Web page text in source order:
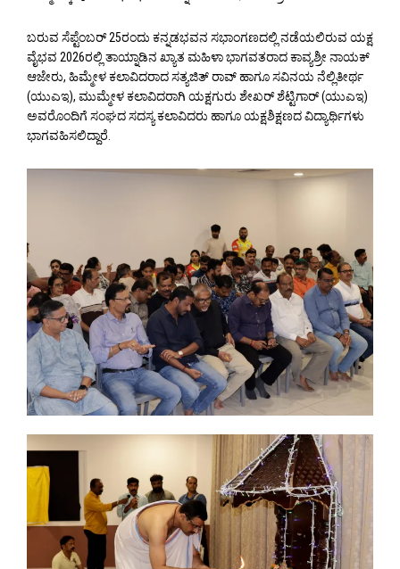
ಬರುವ ಸೆಪ್ಟೆಂಬರ್ 25ರಂದು ಕನ್ನಡಭವನ ಸಭಾಂಗಣದಲ್ಲಿ ನಡೆಯಲಿರುವ ಯಕ್ಷ
ವೈಭವ 2026ರಲ್ಲಿ ತಾಯ್ನಾಡಿನ ಖ್ಯಾತ ಮಹಿಳಾ ಭಾಗವತರಾದ ಕಾವ್ಯಶ್ರೀ ನಾಯಕ್
ಆಜೇರು, ಹಿಮ್ಮೇಳ ಕಲಾವಿದರಾದ ಸತ್ಯಜಿತ್ ರಾವ್ ಹಾಗೂ ಸವಿನಯ ನೆಲ್ಲಿತೀರ್ಥ
(ಯುಎಇ), ಮುಮ್ಮೇಳ ಕಲಾವಿದರಾಗಿ ಯಕ್ಷಗುರು ಶೇಖರ್ ಶೆಟ್ಟಿಗಾರ್ (ಯುಎಇ)
ಅವರೊಂದಿಗೆ ಸಂಘದ ಸದಸ್ಯ ಕಲಾವಿದರು ಹಾಗೂ ಯಕ್ಷಶಿಕ್ಷಣದ ವಿದ್ಯಾರ್ಥಿಗಳು
ಭಾಗವಹಿಸಲಿದ್ದಾರೆ.